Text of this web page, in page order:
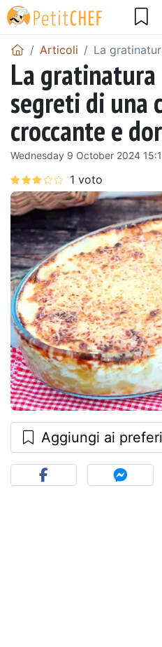
Articoli La
La
segreti di una
croccante e
Wednesday 9 October 2024
Aggiungi ai